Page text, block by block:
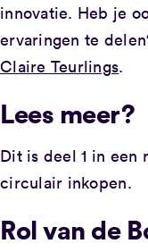
innovatie. Heb je
ervaringen te
Claire Teurlings.
Lees meer?
Dit is deel 1 in een
circulair inkopen.
Rol van de